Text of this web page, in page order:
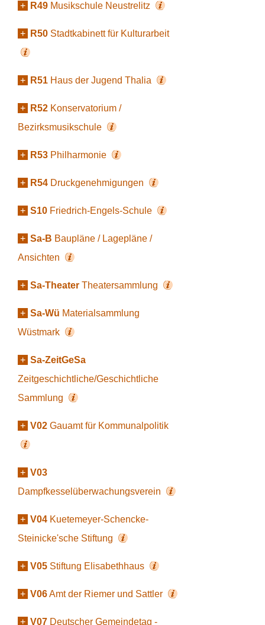
+ R49 Musikschule Neustrelitz
+ R50 Stadtkabinett für Kulturarbeit
+ R51 Haus der Jugend Thalia
+ R52 Konservatorium /
Bezirksmusikschule
+ R53 Philharmonie
+ R54 Druckgenehmigungen
+ S10 Friedrich-Engels-Schule
+ Sa-B Baupläne / Lagepläne /
Ansichten
+ Sa-Theater Theatersammlung
+ Sa-Wü Materialsammlung
Wüstmark
+ Sa-ZeitGeSa
Zeitgeschichtliche/Geschichtliche
Sammlung
+ V02 Gauamt für Kommunalpolitik
+ V03
Dampfkesselüberwachungsverein
+ V04 Kuetemeyer-Schencke-
Steinicke'sche Stiftung
+ V05 Stiftung Elisabethhaus
+ V06Amt der Riemer und Sattler
+ V07 Deutscher Gemeindetag -